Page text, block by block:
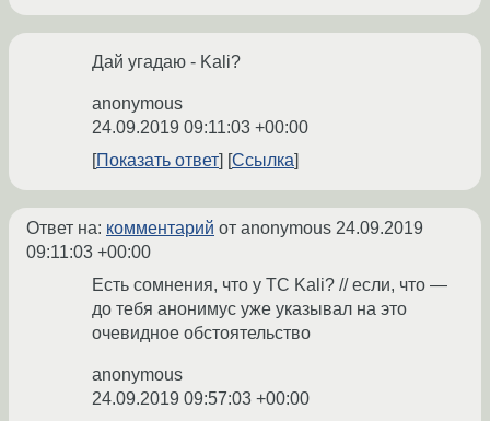
Дай угадаю - Kali?
anonymous
24.09.2019 09:11:03 +00:00
Показать ответ
Ссылка
Ответ на: комментарий от anonymous 24.09.2019
09:11:03 +00:00
Есть сомнения, что у ТС Kali? // если, что —
до тебя анонимус уже указывал на это
очевидное обстоятельство
anonymous
24.09.2019 09:57:03 +00:00